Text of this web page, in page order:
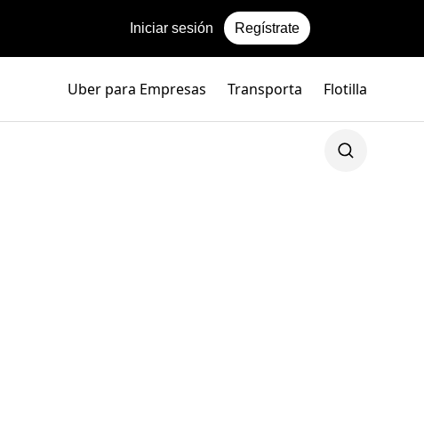
Iniciar sesión Regístrate
Uber para Empresas Transporta Flotilla